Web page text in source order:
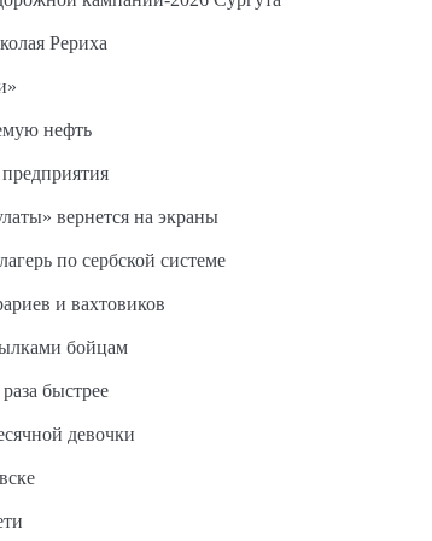
Рериха
нефть
вернется на экраны
по сербской системе
и вахтовиков
бойцам
быстрее
девочки